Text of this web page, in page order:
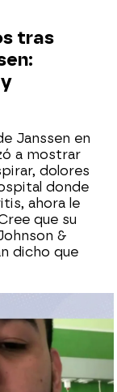
tras
Janssen en
a mostrar
dolores
donde
ahora le
que su
&
dicho que